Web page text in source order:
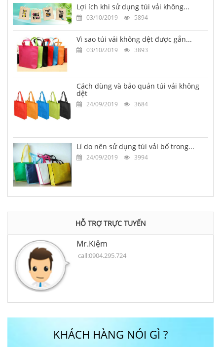
Lợi ích khi sử dụng túi vải không...
03/10/2019 5894
Vì sao túi vải không dệt được gắn...
03/10/2019 3893
Cách dùng và bảo quản túi vải không
dệt
24/09/2019 3684
Lí do nên sử dụng túi vải bố trong...
24/09/2019 3994
HỖ TRỢ TRỰC TUYẾN
Mr.Kiệm
call:0904.295.724
KHÁCH HÀNG NÓI GÌ ?